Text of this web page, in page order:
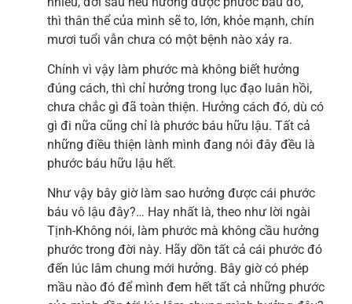
thì thân thể của mình sẽ to, lớn, khỏe mạnh, chín
mươi tuổi vẫn chưa có một bệnh nào xảy ra.
Chính vì vậy làm phước mà không biết hưởng
đúng cách, thì chỉ hưởng trong lục đạo luân hồi,
chưa chắc gì đã toàn thiện. Hưởng cách đó, dù có
gì đi nữa cũng chỉ là phước báu hữu lậu. Tất cả
những điều thiện lành mình đang nói đây đều là
phước báu hữu lậu hết.
Như vậy bây giờ làm sao hưởng được cái phước
báu vô lậu đây?… Hay nhất là, theo như lời ngài
Tịnh-Không nói, làm phước mà không cầu hưởng
phước trong đời này. Hãy dồn tất cả cái phước đó
đến lúc lâm chung mới hưởng. Bây giờ có phép
mầu nào đó để mình đem hết tất cả những phước